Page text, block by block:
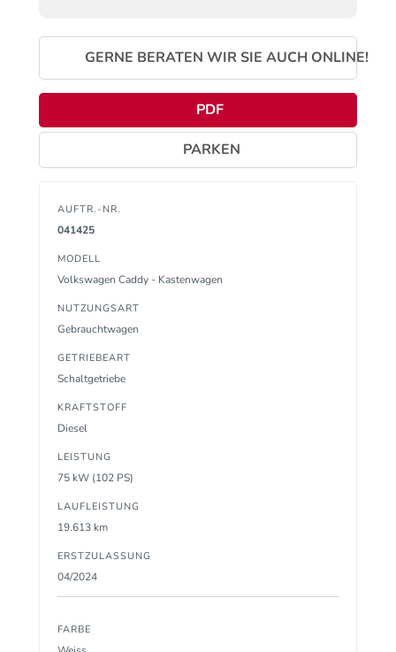
GERNE BERATEN WIR SIE AUCH ONLINE!
PDF
PARKEN
AUFTR.-NR.
041425
MODELL
Volkswagen Caddy - Kastenwagen
NUTZUNGSART
Gebrauchtwagen
GETRIEBEART
Schaltgetriebe
KRAFTSTOFF
Diesel
LEISTUNG
75 kW (102 PS)
LAUFLEISTUNG
19.613 km
ERSTZULASSUNG
04/2024
FARBE